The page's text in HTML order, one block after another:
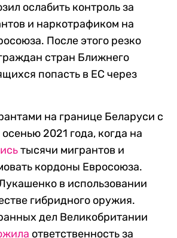
ослабить контроль за
и наркотрафиком на
После этого резко
стран Ближнего
попасть в ЕС через
на границе Беларуси с
2021 года, когда на
тысячи мигрантов и
кордоны Евросоюза.
в использовании
гибридного оружия.
дел Великобритании
ответственность за